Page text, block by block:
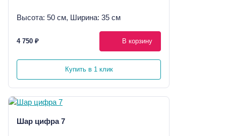
Высота: 50 см, Ширина: 35 см
4 750 ₽ В корзину
Купить в 1 клик
Шар цифра 7